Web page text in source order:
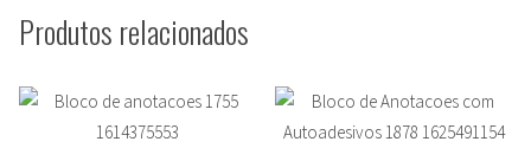
Produtos relacionados